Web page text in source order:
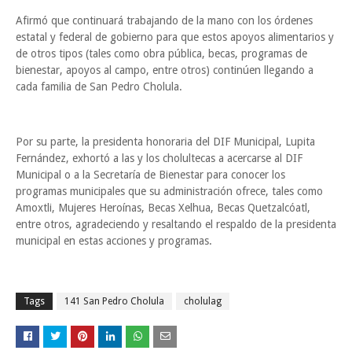
Afirmó que continuará trabajando de la mano con los órdenes
estatal y federal de gobierno para que estos apoyos alimentarios y
de otros tipos (tales como obra pública, becas, programas de
bienestar, apoyos al campo, entre otros) continúen llegando a
cada familia de San Pedro Cholula.
Por su parte, la presidenta honoraria del DIF Municipal, Lupita
Fernández, exhortó a las y los cholultecas a acercarse al DIF
Municipal o a la Secretaría de Bienestar para conocer los
programas municipales que su administración ofrece, tales como
Amoxtli, Mujeres Heroínas, Becas Xelhua, Becas Quetzalcóatl,
entre otros, agradeciendo y resaltando el respaldo de la presidenta
municipal en estas acciones y programas.
Tags 141 San Pedro Cholula cholulag